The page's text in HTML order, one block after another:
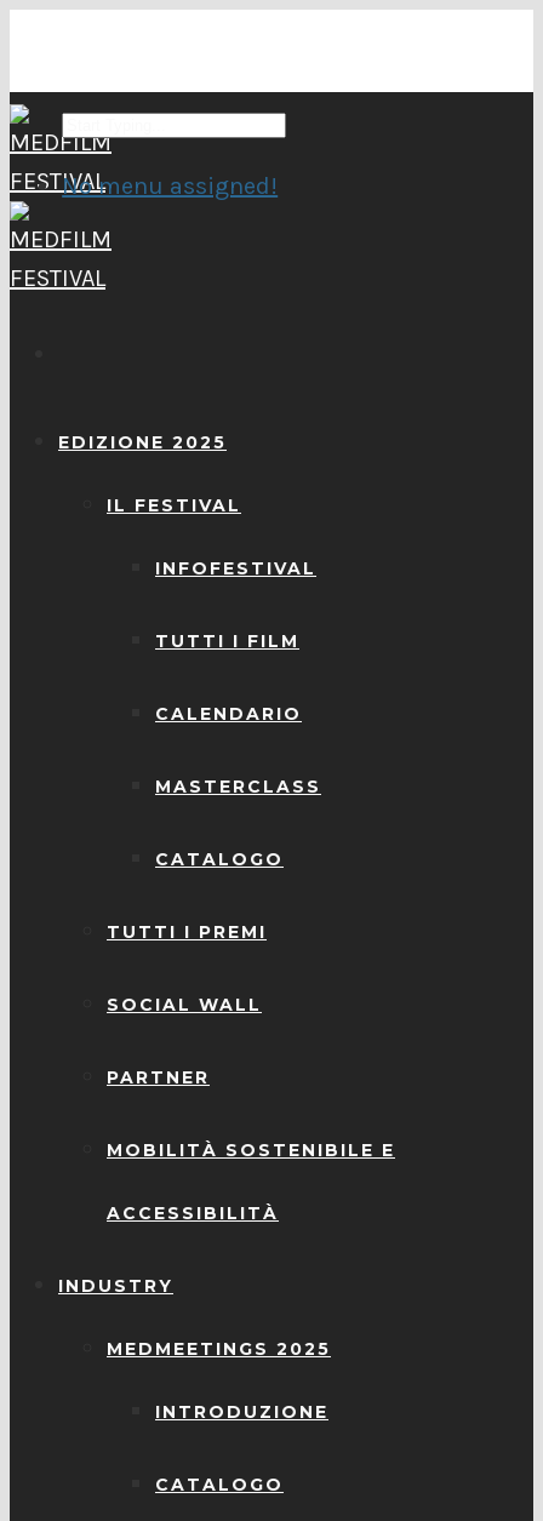
EDIZIONE 2025
IL FESTIVAL
INFOFESTIVAL
TUTTI I FILM
CALENDARIO
MASTERCLASS
CATALOGO
TUTTI I PREMI
SOCIAL WALL
PARTNER
MOBILITÀ SOSTENIBILE E
ACCESSIBILITÀ
INDUSTRY
MEDMEETINGS 2025
INTRODUZIONE
CATALOGO
No menu assigned!